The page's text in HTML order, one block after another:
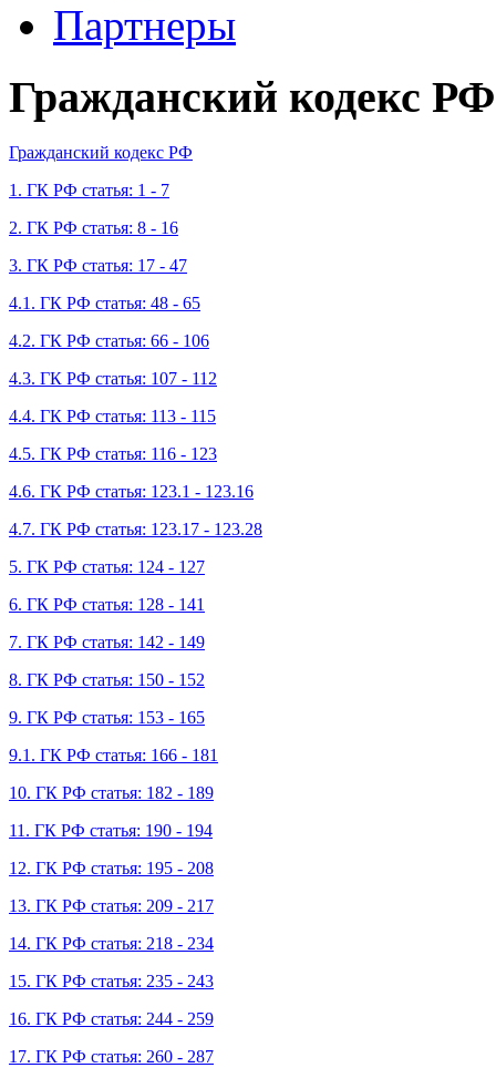
Партнеры
Гражданский кодекс РФ
Гражданский кодекс РФ
1. ГК РФ статья: 1 - 7
2. ГК РФ статья: 8 - 16
3. ГК РФ статья: 17 - 47
4.1. ГК РФ статья: 48 - 65
4.2. ГК РФ статья: 66 - 106
4.3. ГК РФ статья: 107 - 112
4.4. ГК РФ статья: 113 - 115
4.5. ГК РФ статья: 116 - 123
4.6. ГК РФ статья: 123.1 - 123.16
4.7. ГК РФ статья: 123.17 - 123.28
5. ГК РФ статья: 124 - 127
6. ГК РФ статья: 128 - 141
7. ГК РФ статья: 142 - 149
8. ГК РФ статья: 150 - 152
9. ГК РФ статья: 153 - 165
9.1. ГК РФ статья: 166 - 181
10. ГК РФ статья: 182 - 189
11. ГК РФ статья: 190 - 194
12. ГК РФ статья: 195 - 208
13. ГК РФ статья: 209 - 217
14. ГК РФ статья: 218 - 234
15. ГК РФ статья: 235 - 243
16. ГК РФ статья: 244 - 259
17. ГК РФ статья: 260 - 287